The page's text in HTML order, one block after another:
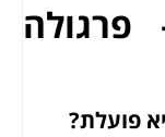
פועלת?